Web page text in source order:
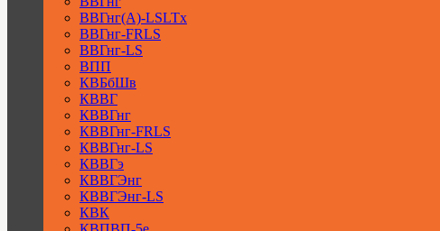
ВВГнг(А)-LSLTx
ВВГнг-FRLS
ВВГнг-LS
ВПП
КВБбШв
КВВГ
КВВГнг
КВВГнг-FRLS
КВВГнг-LS
КВВГэ
КВВГЭнг
КВВГЭнг-LS
КВК